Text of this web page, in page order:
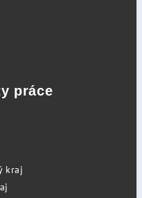
práce
kraj